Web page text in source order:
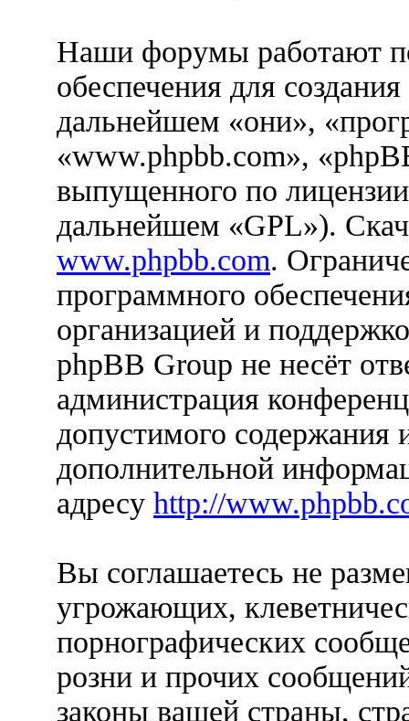
Наши форумы работают
обеспечения для
дальнейшем «они»,
«www.phpbb.com»,
выпущенного по
дальнейшем «GPL»).
www.phpbb.com.
программного
организацией и
phpBB Group не несёт
администрация
допустимого содержания
дополнительной
адресу http://
Вы соглашаетесь не
угрожающих,
порнографических
розни и прочих
законы вашей страны,